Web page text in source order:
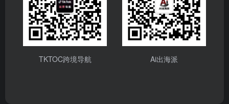
TKTOC跨境导航 Ai出海派